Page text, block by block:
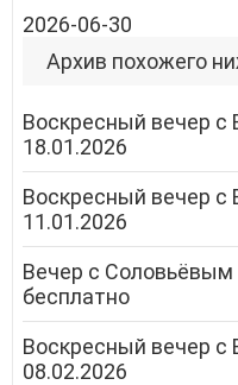
2026-06-30
Архив похожего
Воскресный вечер
18.01.2026
Воскресный вечер
11.01.2026
Вечер с Соловьёвым
бесплатно
Воскресный вечер
08.02.2026